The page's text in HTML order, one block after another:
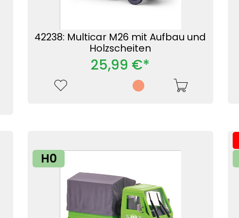
42238: Multicar M26 mit Aufbau und
Holzscheiten
25,99 €*
H0